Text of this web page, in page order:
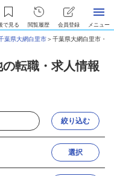
で見る 閲覧履歴 会員登録 メニュー
葉県大網白里市＞千葉県大網白里市・
転職・求人情報
絞り込む
選択